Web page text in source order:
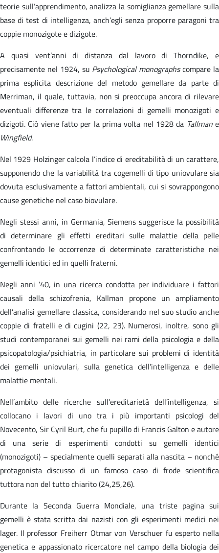
teorie sull’apprendimento, analizza la somiglianza gemellare sulla
base di test di intelligenza, anch’egli senza proporre paragoni tra
coppie monozigote e dizigote.
A quasi vent’anni di distanza dal lavoro di Thorndike, e
precisamente nel 1924, su Psychological monographscompare la
prima esplicita descrizione del metodo gemellare da parte di
Merriman, il quale, tuttavia, non si preoccupa ancora di rilevare
eventuali differenze tra le correlazioni di gemelli monozigoti e
dizigoti. Ciò viene fatto per la prima volta nel 1928 da Tallmane
Wingfield.
Nel 1929 Holzinger calcola l’indice di ereditabilità di un carattere,
supponendo che la variabilità tra cogemelli di tipo uniovulare sia
dovuta esclusivamente a fattori ambientali, cui si sovrappongono
cause genetiche nel caso biovulare.
Negli stessi anni, in Germania, Siemens suggerisce la possibilità
di determinare gli effetti ereditari sulle malattie della pelle
confrontando le occorrenze di determinate caratteristiche nei
gemelli identici ed in quelli fraterni.
Negli anni ’40, in una ricerca condotta per individuare i fattori
causali della schizofrenia, Kallman propone un ampliamento
dell’analisi gemellare classica, considerando nel suo studio anche
coppie di fratelli e di cugini (22, 23). Numerosi, inoltre, sono gli
studi contemporanei sui gemelli nei rami della psicologia e della
psicopatologia/psichiatria, in particolare sui problemi di identità
dei gemelli uniovulari, sulla genetica dell’intelligenza e delle
malattie mentali.
Nell’ambito delle ricerche sull’ereditarietà dell’intelligenza, si
collocano i lavori di uno tra i più importanti psicologi del
Novecento, Sir Cyril Burt, che fu pupillo di Francis Galton e autore
di una serie di esperimenti condotti su gemelli identici
(monozigoti) – specialmente quelli separati alla nascita – nonché
protagonista discusso di un famoso caso di frode scientifica
tuttora non del tutto chiarito (24,25,26).
Durante la Seconda Guerra Mondiale, una triste pagina sui
gemelli è stata scritta dai nazisti con gli esperimenti medici nei
lager. Il professor Freiherr Otmar von Verschuer fu esperto nella
genetica e appassionato ricercatore nel campo della biologia dei